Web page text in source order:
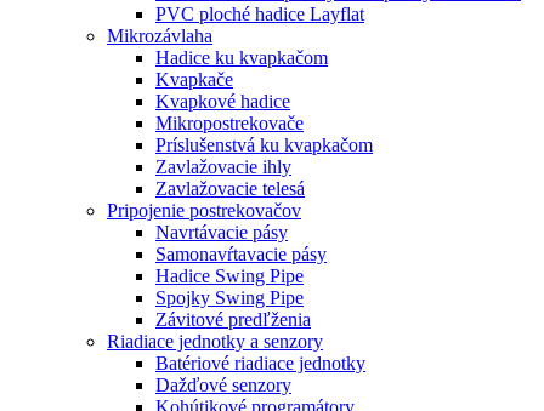
PVC ploché hadice Layflat
Mikrozávlaha
Hadice ku kvapkačom
Kvapkače
Kvapkové hadice
Mikropostrekovače
Príslušenstvá ku kvapkačom
Zavlažovacie ihly
Zavlažovacie telesá
Pripojenie postrekovačov
Navrtávacie pásy
Samonavŕtavacie pásy
Hadice Swing Pipe
Spojky Swing Pipe
Závitové predľženia
Riadiace jednotky a senzory
Batériové riadiace jednotky
Dažďové senzory
Kohútikové programátory